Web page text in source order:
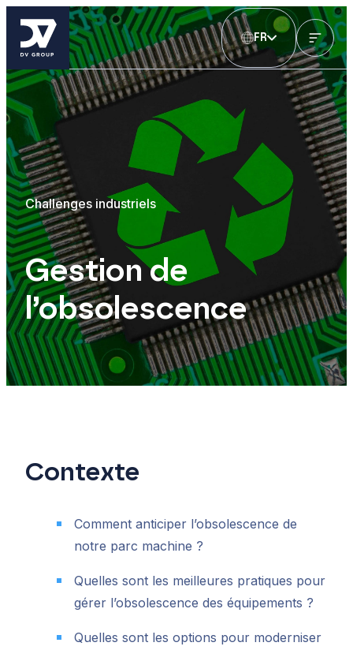
FR
Challenges industriels
Gestion de
l’obsolescence
Contexte
Comment anticiper l’obsolescence de
notre parc machine ?
Quelles sont les meilleures pratiques pour
gérer l’obsolescence des équipements ?
Quelles sont les options pour moderniser